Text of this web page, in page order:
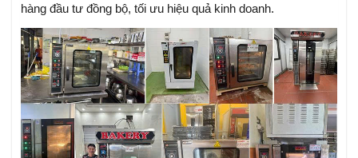
hàng đầu tư đồng bộ, tối ưu hiệu quả kinh doanh.